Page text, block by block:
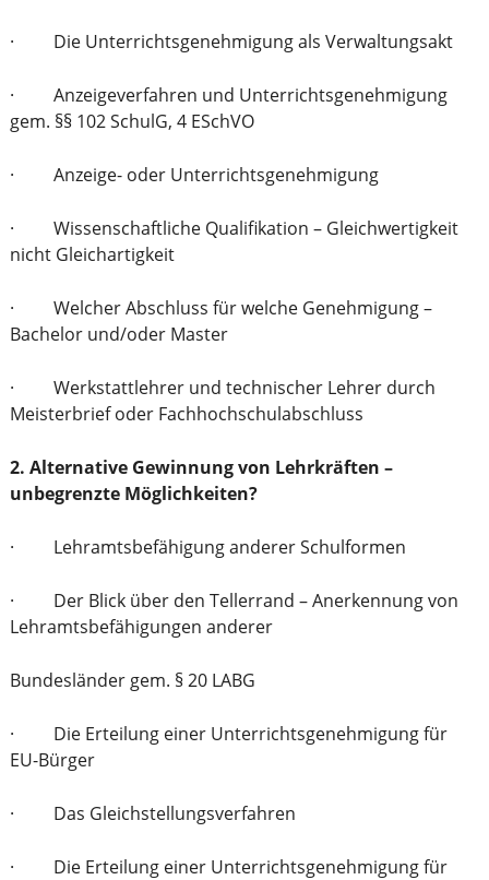
· Die Unterrichtsgenehmigung als Verwaltungsakt
· Anzeigeverfahren und Unterrichtsgenehmigung
gem. §§ 102 SchulG, 4 ESchVO
· Anzeige- oder Unterrichtsgenehmigung
· Wissenschaftliche Qualifikation – Gleichwertigkeit
nicht Gleichartigkeit
· Welcher Abschluss für welche Genehmigung –
Bachelor und/oder Master
· Werkstattlehrer und technischer Lehrer durch
Meisterbrief oder Fachhochschulabschluss
2. Alternative Gewinnung von Lehrkräften –
unbegrenzte Möglichkeiten?
· Lehramtsbefähigung anderer Schulformen
· Der Blick über den Tellerrand – Anerkennung von
Lehramtsbefähigungen anderer
Bundesländer gem. § 20 LABG
· Die Erteilung einer Unterrichtsgenehmigung für
EU-Bürger
· Das Gleichstellungsverfahren
· Die Erteilung einer Unterrichtsgenehmigung für